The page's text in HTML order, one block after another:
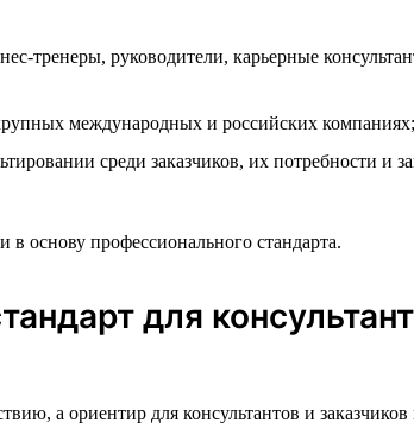
тренеры, руководители, карьерные
международных и российских компаниях;
среди заказчиков, их потребности и
основу профессионального стандарта.
для
а ориентир для консультантов и